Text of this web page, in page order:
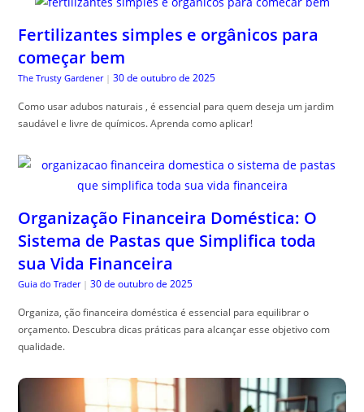
Fertilizantes simples e orgânicos para
começar bem
The Trusty Gardener | 30 de outubro de 2025
Como usar adubos naturais , é essencial para quem deseja um jardim
saudável e livre de químicos. Aprenda como aplicar!
Organização Financeira Doméstica: O
Sistema de Pastas que Simplifica toda
sua Vida Financeira
Guia do Trader | 30 de outubro de 2025
Organiza, ção financeira doméstica é essencial para equilibrar o
orçamento. Descubra dicas práticas para alcançar esse objetivo com
qualidade.